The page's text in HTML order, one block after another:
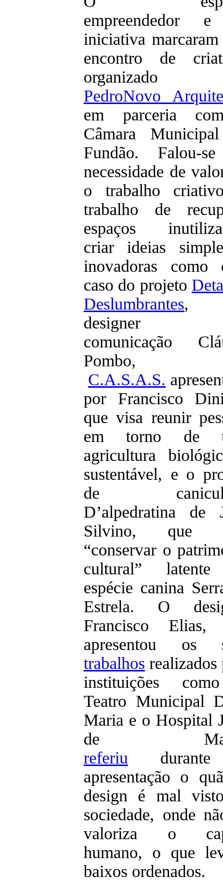
empreendedor
iniciativa marcaram
encontro de
organizado
PedroNovo
em parceria
Câmara
Fundão. Falou-
necessidade de
o trabalho
trabalho de
espaços
criar ideias
inovadoras
caso do projeto
Deslumbrantes,
designer
comunicação
Pombo,
C.A.S.A.S.
por Francisco
que visa reunir
em torno de
agricultura
sustentável, e o
de
D’alpedratina de
Silvino, que
“conservar o
cultural”
espécie canina
Estrela. O
Francisco Elias,
apresentou os
trabalhos realizados
instituições
Teatro Municipal
Maria e o Hospital
de
referiu
apresentação o
design é mal
sociedade, onde
valoriza o
humano, o que
baixos ordenados.